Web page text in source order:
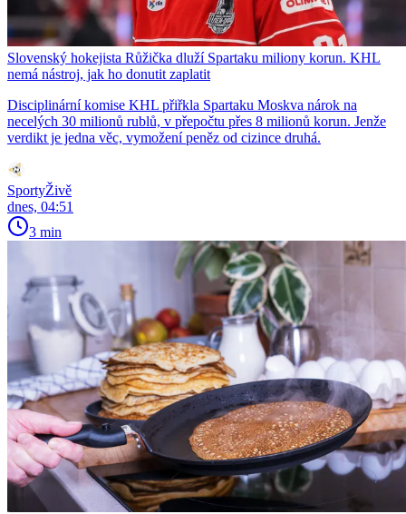
Slovenský hokejista Růžička dluží Spartaku miliony korun. KHL
nemá nástroj, jak ho donutit zaplatit
Disciplinární komise KHL přiřkla Spartaku Moskva nárok na
necelých 30 milionů rublů, v přepočtu přes 8 milionů korun. Jenže
verdikt je jedna věc, vymožení peněz od cizince druhá.
SportyŽivě
dnes, 04:51
3 min